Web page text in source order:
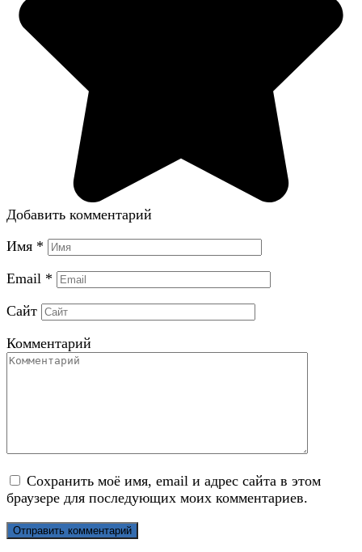
Добавить комментарий
Имя *
Email *
Сайт
Комментарий
Сохранить моё имя, email и адрес сайта в этом
браузере для последующих моих комментариев.